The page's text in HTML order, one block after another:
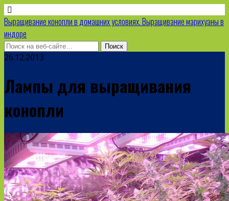
Выращивание конопли в домашних условиях. Выращивание марихуаны в
индоре
26.12.2013
Лампы для выращивания
конопли